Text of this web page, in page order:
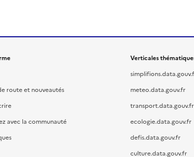
route et nouveautés
avec la communauté
Verticales
meteo.data.gouv.fr
transport.data.gouv.fr
ecologie.data.gouv.fr
defis.data.gouv.fr
culture.data.gouv.fr